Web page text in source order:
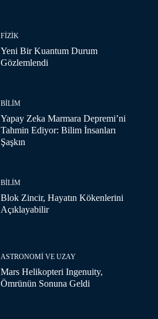
FIZIK
Yeni Bir Kuantum Durum
Gözlemlendi
BILIM
Yapay Zeka Marmara Depremi’ni
Tahmin Ediyor: Bilim İnsanları
Şaşkın
BILIM
Blok Zincir, Hayatın Kökenlerini
Açıklayabilir
ASTRONOMI VE UZAY
Mars Helikopteri Ingenuity,
Ömrünün Sonuna Geldi